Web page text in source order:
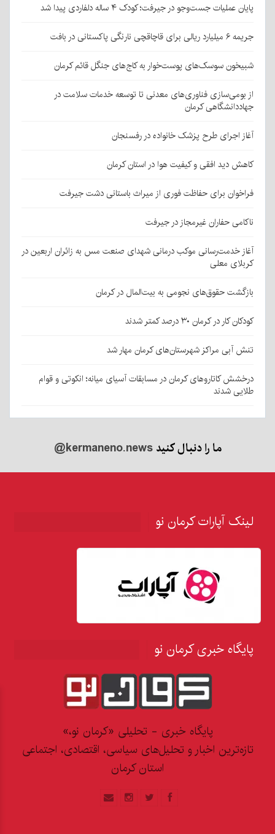
پایان عملیات جست‌وجو در جیرفت؛ کودک ۴ ساله دلفاردی پیدا شد
جریمه ۶ میلیارد ریالی برای قاچاقچی نارنگی پاکستانی در بافت
شبیخون سوسک‌های پوست‌خوار به کاج‌های جنگل قائم کرمان
از بومی‌سازی فناوری‌های معدنی تا توسعه خدمات سلامت در
جهاددانشگاهی کرمان
آغاز اجرای طرح پزشک خانواده در رفسنجان
کاهش دید افقی و کیفیت هوا در استان کرمان
فراخوان برای حفاظت فوری از میراث باستانی دشت جیرفت
ناکامی حفاران غیرمجاز در جیرفت
آغاز خدمت‌رسانی موکب درمانی شهدای صنعت مس به زائران اربعین در
کربلای معلی
بازگشت حقوق‌های نجومی به بیت‌المال در کرمان
کودکان کار در کرمان ۳۰ درصد کمتر شدند
تنش آبی مراکز شهرستان‌های کرمان مهار شد
درخشش کاتاروهای کرمان در مسابقات آسیای میانه؛ انکوتی و قوام
طلایی شدند
ما را دنبال کنید@kermaneno.news
لینک آپارات کرمان نو
پایگاه خبری کرمان نو
پایگاه خبری - تحلیلی «کرمان نو،»
تازه‌ترین اخبار و تحلیل‌های سیاسی، اقتصادی، اجتماعی
استان کرمان